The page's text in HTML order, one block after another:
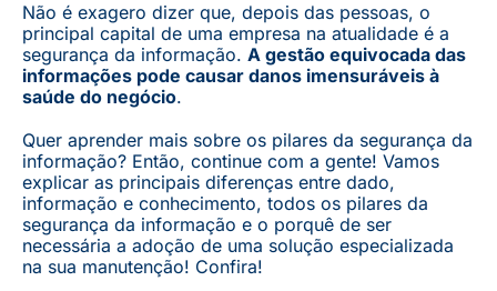
Não é exagero dizer que, depois das pessoas, o
principal capital de uma empresa na atualidade é a
segurança da informação. A gestão equivocada das
informações pode causar danos imensuráveis à
saúde do negócio.
Quer aprender mais sobre os pilares da segurança da
informação? Então, continue com a gente! Vamos
explicar as principais diferenças entre dado,
informação e conhecimento, todos os pilares da
segurança da informação e o porquê de ser
necessária a adoção de uma solução especializada
na sua manutenção! Confira!